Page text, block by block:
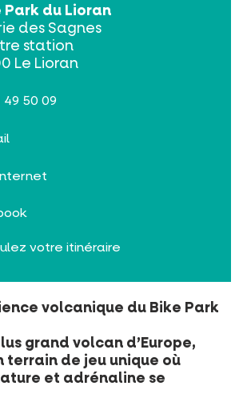
Billetterie en ligne
Tribus et groupes
volcanique du Bike Park
grand volcan d’Europe,
terrain de jeu unique où
et adrénaline se
Park du Lioran
des Sagnes
station
Le Lioran
49 50 09
votre itinéraire